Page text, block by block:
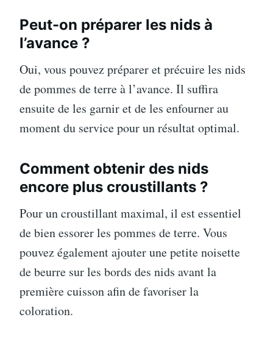
Peut-on préparer les nids à
l’avance ?
Oui, vous pouvez préparer et précuire les nids
de pommes de terre à l’avance. Il suffira
ensuite de les garnir et de les enfourner au
moment du service pour un résultat optimal.
Comment obtenir des nids
encore plus croustillants ?
Pour un croustillant maximal, il est essentiel
de bien essorer les pommes de terre. Vous
pouvez également ajouter une petite noisette
de beurre sur les bords des nids avant la
première cuisson afin de favoriser la
coloration.